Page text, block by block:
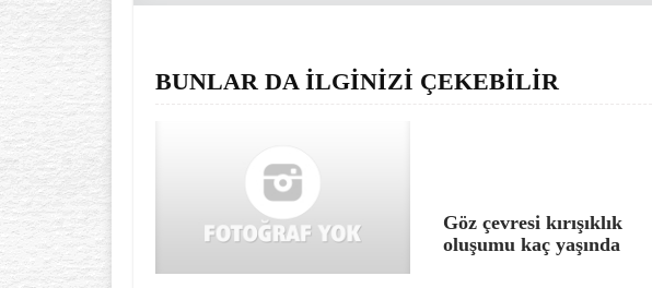
BUNLAR DA İLGİNİZİ ÇEKEBİLİR
Göz çevresi kırışıklık
oluşumu kaç yaşında